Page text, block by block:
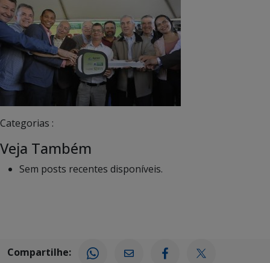
Categorias :
Veja Também
Sem posts recentes disponíveis.
Compartilhe: